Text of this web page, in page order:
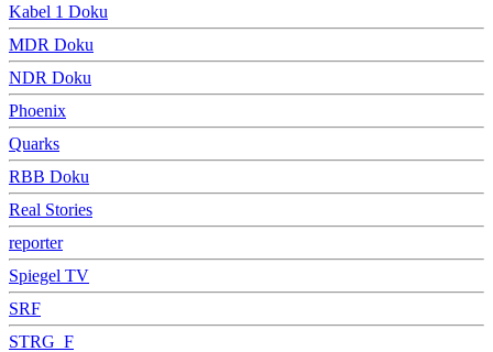
Kabel 1 Doku
MDR Doku
NDR Doku
Phoenix
Quarks
RBB Doku
Real Stories
reporter
Spiegel TV
SRF
STRG_F